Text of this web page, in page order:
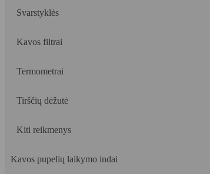
Svarstyklės
Kavos filtrai
Termometrai
Tirščių dėžutė
Kiti reikmenys
Kavos pupelių laikymo indai